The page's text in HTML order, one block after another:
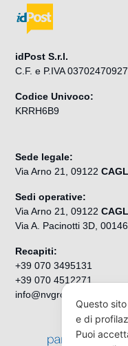
idPost S.r.l.
C.F. e P.IVA 03702470927
Codice Univoco:
KRRH6B9
Sede legale:
Via Arno 21, 09122
Sedi operative:
Via Arno 21, 09122
Via A. Pacinotti 3D, 00146
Recapiti:
+39 070 3495131
+39 070 4512271
info@nvgroup.it
Questo
e di
Puoi